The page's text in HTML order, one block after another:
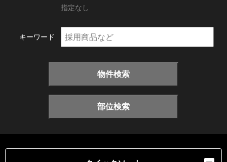
指定なし
キーワード
物件検索
部位検索